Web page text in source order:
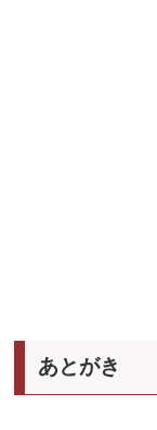
あとがき